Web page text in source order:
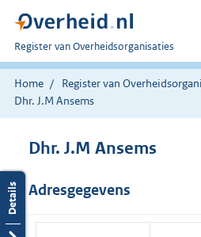
U
bent
nu
hier:
Register van Overheidsorganisaties
Home Register van
Dhr. J.M Ansems
Dhr. J.M Ansems
Adresgegevens